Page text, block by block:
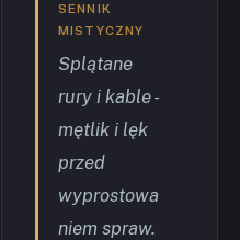
SENNIK
MISTYCZNY
Splątane
rury i kable -
mętlik i lęk
przed
wyprostowa
niem spraw.